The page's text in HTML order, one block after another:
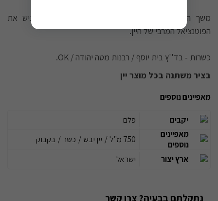
משך היישון מותאם לכל בציר בנפרד על מנת להדגיש את
הפוטנציאל המרבי של היין.
כשרות - בד''ץ בית יוסף / רבנות מטה יהודה / OK.
בציר משתנה בכל מוצר יין
מאפיינים נוספים
יקבים
פלם
מאפיינים
נוספים
750 מ"ל / יין יבש / כשר / בקבוק
ארץ יצור
ישראל
נתקלתם בבעיה? צרו קשר